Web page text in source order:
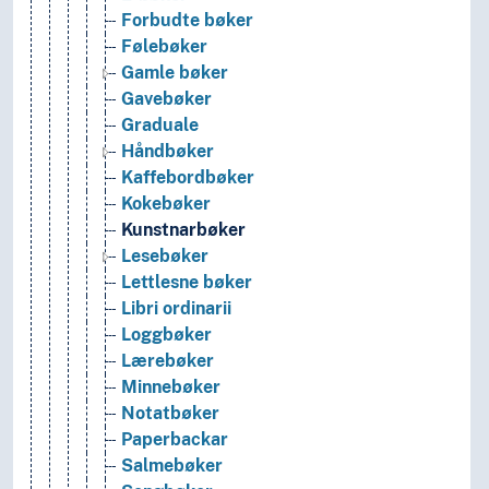
Forbudte bøker
Følebøker
Gamle bøker
Gavebøker
Graduale
Håndbøker
Kaffebordbøker
Kokebøker
Kunstnarbøker
Lesebøker
Lettlesne bøker
Libri ordinarii
Loggbøker
Lærebøker
Minnebøker
Notatbøker
Paperbackar
Salmebøker